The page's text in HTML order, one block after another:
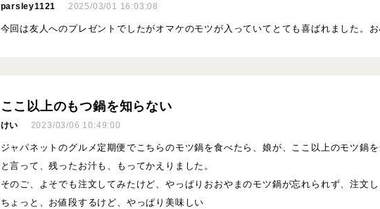
parsley1121 2025/03/01 16:03:08
今回は友人へのプレゼントでしたがオマケのモツが入っていてとても喜ばれました。
ここ以上のもつ鍋を知らない
けい 2023/03/06 10:49:00
ジャパネットのグルメ定期便でこちらのモツ鍋を食べたら、娘が、ここ以上のモツ鍋を
と言って、残ったお汁も、もってかえりました。
そのご、よそでも注文してみたけど、やっぱりおおやまのモツ鍋が忘れられず、注文し
ちょっと、お値段するけど、やっぱり美味しい